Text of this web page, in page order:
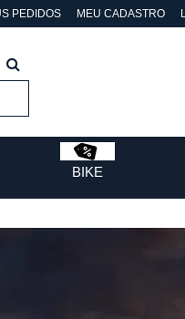
PEDIDOS MEU CADASTRO
BIKE